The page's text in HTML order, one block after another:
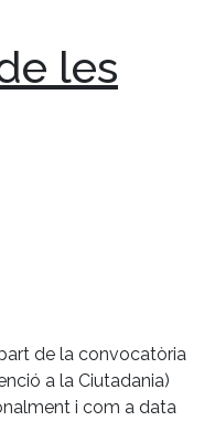
les
de la convocatòria
a la Ciutadania)
i com a data